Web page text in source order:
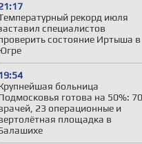
рекорд июля
специалистов
состояние Иртыша в
больница
готова на 50%:
23 операционные и
площадка в